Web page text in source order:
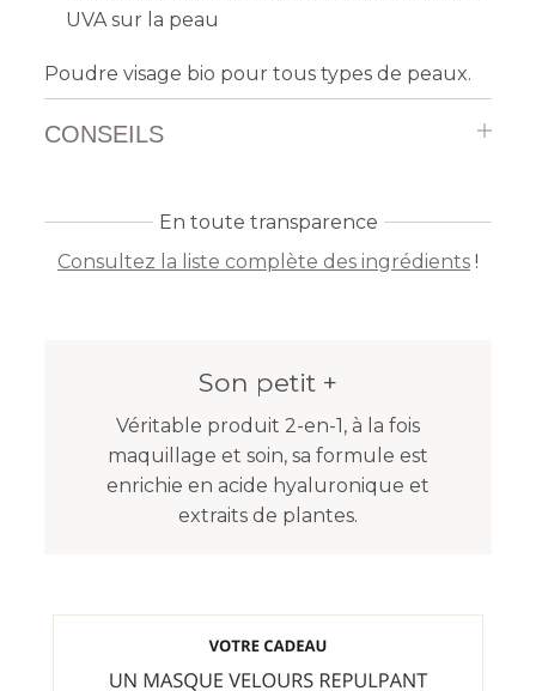
UVA sur la peau
Poudre visage bio pour tous types de peaux.
CONSEILS
En toute transparence
Consultez la liste complète des ingrédients !
Son petit +
Véritable produit 2-en-1, à la fois
maquillage et soin, sa formule est
enrichie en acide hyaluronique et
extraits de plantes.